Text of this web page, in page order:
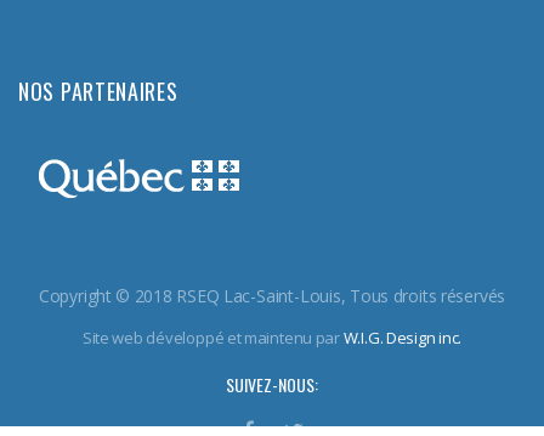
NOS PARTENAIRES
Copyright © 2018 RSEQ Lac-Saint-Louis, Tous droits réservés
Site web développé et maintenu parW.I.G. Design inc.
SUIVEZ-NOUS: